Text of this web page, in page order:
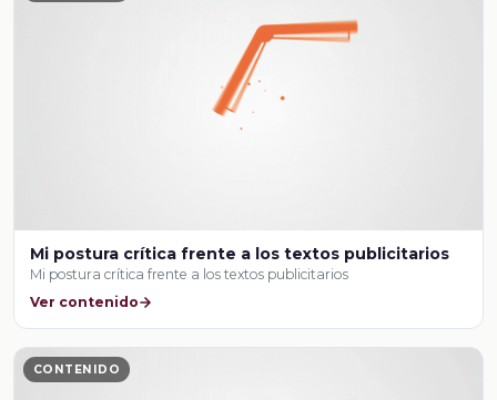
Mi postura crítica frente a los textos publicitarios
Mi postura crítica frente a los textos publicitarios
Ver contenido
CONTENIDO